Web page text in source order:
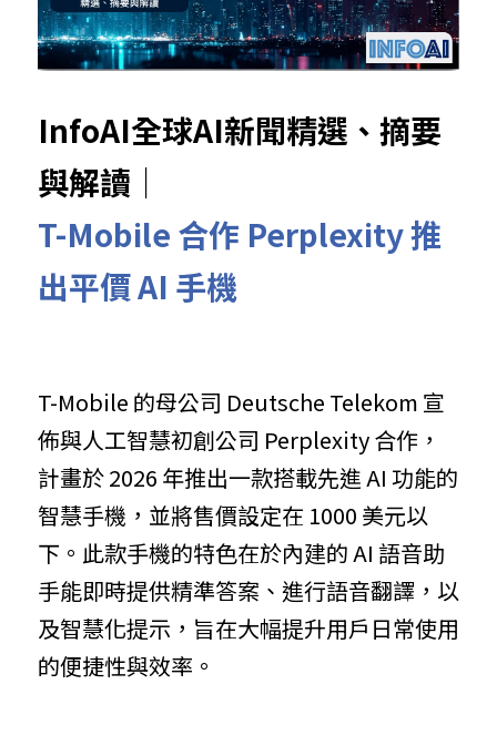
InfoAI全球AI新聞精選、摘要
與解讀｜
T-Mobile 合作 Perplexity 推
出平價 AI 手機
T-Mobile 的母公司 Deutsche Telekom 宣
佈與人工智慧初創公司 Perplexity 合作，
計畫於 2026 年推出一款搭載先進 AI 功能的
智慧手機，並將售價設定在 1000 美元以
下。此款手機的特色在於內建的 AI 語音助
手能即時提供精準答案、進行語音翻譯，以
及智慧化提示，旨在大幅提升用戶日常使用
的便捷性與效率。